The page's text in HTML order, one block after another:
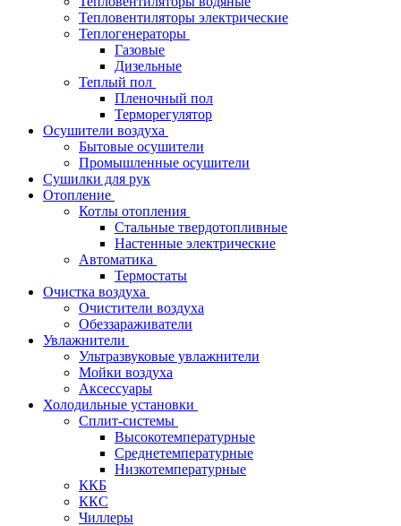
Тепловентиляторы электрические
Теплогенераторы
Газовые
Дизельные
Теплый пол
Пленочный пол
Терморегулятор
Осушители воздуха
Бытовые осушители
Промышленные осушители
Сушилки для рук
Отопление
Котлы отопления
Стальные твердотопливные
Настенные электрические
Автоматика
Термостаты
Очистка воздуха
Очистители воздуха
Обеззараживатели
Увлажнители
Ультразвуковые увлажнители
Мойки воздуха
Аксессуары
Холодильные установки
Сплит-системы
Высокотемпературные
Среднетемпературные
Низкотемпературные
ККБ
ККС
Чиллеры